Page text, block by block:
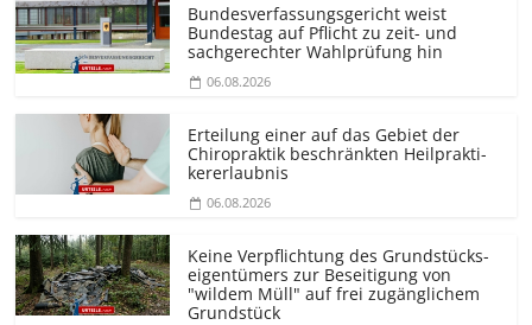
Bundesver­fassungsgericht weist
Bundestag auf Pflicht zu zeit- und
sachgerechter Wahlprüfung hin
06.08.2026
Erteilung einer auf das Gebiet der
Chiropraktik beschränkten Heilprakti­
kererlaubnis
06.08.2026
Keine Verpflichtung des Grundstücks­
eigentümers zur Beseitigung von
"wildem Müll" auf frei zugänglichem
Grundstück